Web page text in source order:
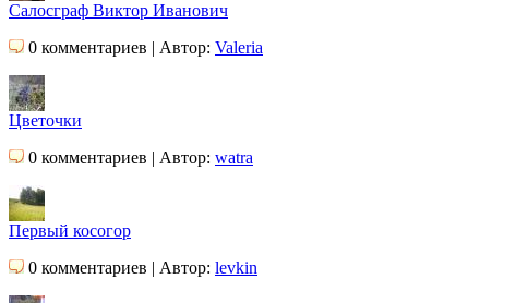
Салосграф Виктор Иванович
0 комментариев | Автор: Valeria
Цветочки
0 комментариев | Автор: watra
Первый косогор
0 комментариев | Автор: levkin